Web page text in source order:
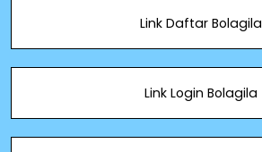
Link Daftar Bolagila
Link Login Bolagila